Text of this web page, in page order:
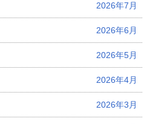
2026年7月
2026年6月
2026年5月
2026年4月
2026年3月